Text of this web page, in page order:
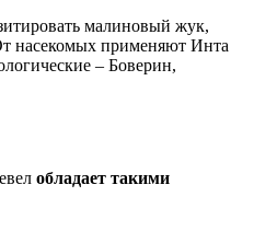
малиновый жук,
насекомых применяют Инта
– Боверин,
обладает такими